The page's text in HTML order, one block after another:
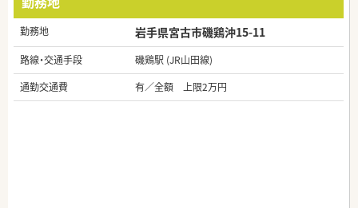
勤務地 岩手県宮古市磯鶏沖15-11
路線・交通手段
磯鶏駅 (JR山田線)
通勤交通費
有／全額 上限2万円